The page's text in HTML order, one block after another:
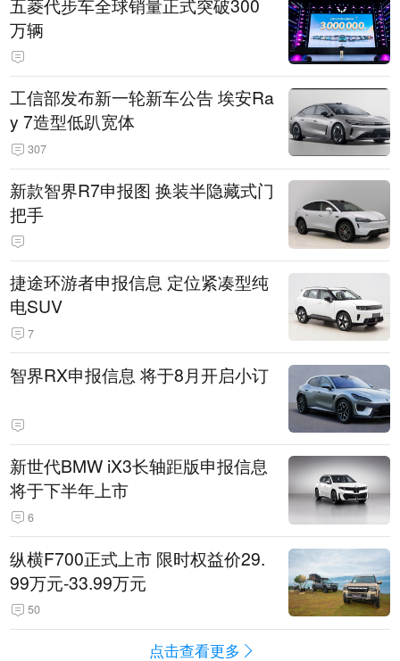
五菱代步车全球销量正式突破300
万辆
工信部发布新一轮新车公告 埃安Ra
y 7造型低趴宽体
307
新款智界R7申报图 换装半隐藏式门
把手
捷途环游者申报信息 定位紧凑型纯
电SUV
7
智界RX申报信息 将于8月开启小订
新世代BMW iX3长轴距版申报信息
将于下半年上市
6
纵横F700正式上市 限时权益价29.
99万元-33.99万元
50
点击查看更多